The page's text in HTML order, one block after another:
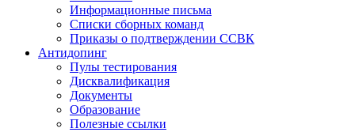
Информационные письма
Списки сборных команд
Приказы о подтверждении ССВК
Антидопинг
Пулы тестирования
Дисквалификация
Документы
Образование
Полезные ссылки